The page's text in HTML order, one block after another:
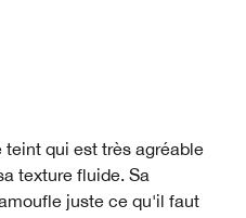
qui est très agréable
texture fluide. Sa
juste ce qu'il faut